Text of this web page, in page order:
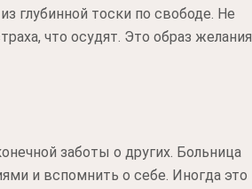
глубинной тоски по свободе. Не
что осудят. Это образ желания
заботы о других. Больница
и вспомнить о себе. Иногда это